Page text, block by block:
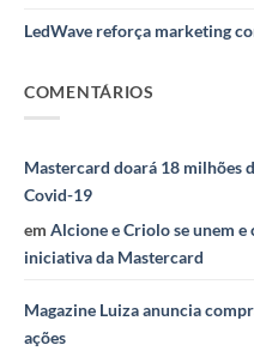
LedWave reforça marketing
COMENTÁRIOS
Mastercard doará 18 milhões
Covid-19
em Alcione e Criolo se unem e
iniciativa da Mastercard
Magazine Luiza anuncia
ações